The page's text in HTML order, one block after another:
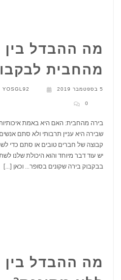
מה ההבדל בין
מהחבית
5 בספטמבר 2019 YOSGL92
0
בירה מהחבית: האם היא באמת
שבירה היא עניין תרבותי ולא סתם
קבוצה של חברים טובים או סתם כדי
יש עוד דבר מיוחד והוא היכולת שלנו
בבקבוק בירה שקונים בסופר… וכאן […]
מה ההבדל בין